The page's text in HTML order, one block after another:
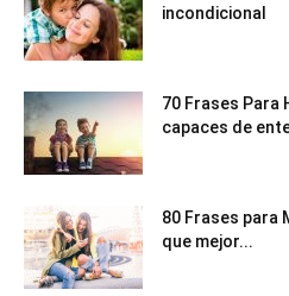
incondicional
70 Frases Para
capaces de
80 Frases para
que mejor...